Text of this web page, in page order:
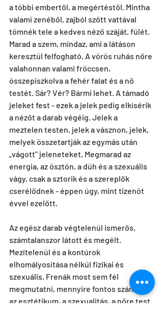
a többi embertől, a megértéstől. Mintha
valami zenéből, zajból szőtt vattával
tömnék tele a kedves néző száját, fülét.
Marad a szem, mindaz, ami a látáson
keresztül felfogható. A vörös ruhás nőre
valahonnan valami fröccsen,
összepiszkolva a fehér falat és a nő
testét. Sár? Vér? Bármi lehet. A támadó
jeleket fest - ezek a jelek pedig elkísérik
a nézőt a darab végéig. Jelek a
meztelen testen, jelek a vásznon, jelek,
melyek összetartják az egymás után
„vágott" jeleneteket. Megmarad az
energia, az ösztön, a düh és a szexuális
vágy, csak a sztorik és a szereplők
cserélődnek - éppen úgy, mint tizenöt
évvel ezelőtt.
Az egész darab végtelenül ismerős,
számtalanszor látott és megélt.
Mezítelenül és a kontúrok
elhomályosítása nélkül fizikai és
szexuális. Frenák most sem fél
megmutatni, mennyire fontos számára
az esztétikum, a szexualitás, a pőre test